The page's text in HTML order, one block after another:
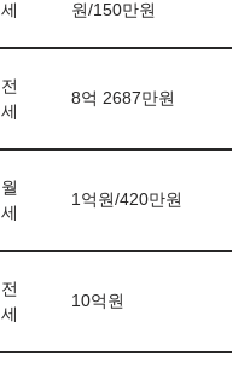
세
원/150만원
전
세
8억 2687만원
월
세
1억원/420만원
전
세
10억원